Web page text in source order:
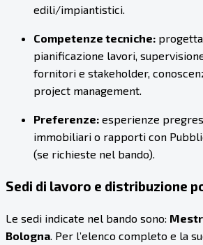
edili/impiantistici.
Competenze tecniche:
pianificazione lavori,
fornitori e stakeholder,
project management.
Preferenze: esperienze
immobiliari o rapporti con
(se richieste nel bando).
Sedi di lavoro e distribuzione
Le sedi indicate nel bando sono:
Bologna . Per l’elenco completo e la